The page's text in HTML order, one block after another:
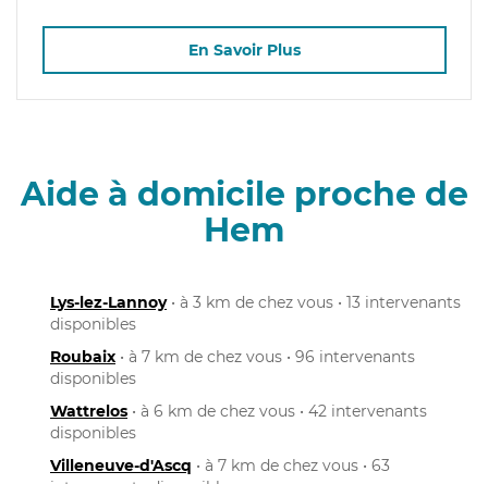
En Savoir Plus
Aide à domicile proche de
Hem
Lys-lez-Lannoy• à 3 km de chez vous • 13 intervenants
disponibles
Roubaix • à 7 km de chez vous • 96 intervenants
disponibles
Wattrelos • à 6 km de chez vous • 42 intervenants
disponibles
Villeneuve-d'Ascq • à 7 km de chez vous • 63